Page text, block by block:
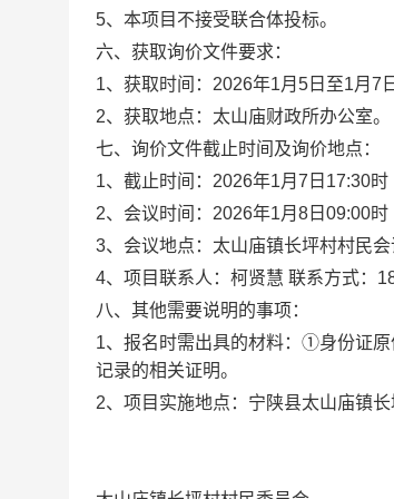
5、本项目不接受联合体投标。
六、获取询价文件要求：
1、获取时间：2026年1月5日至1月7
2、获取地点：太山庙财政所办公室。
七、询价文件截止时间及询价地点：
1、截止时间：2026年1月7日17:30时
2、会议时间：2026年1月8日09:00时
3、会议地点：太山庙镇长坪村村民会
4、项目联系人：柯贤慧 联系方式：
八、其他需要说明的事项：
1、报名时需出具的材料：①身份证
记录的相关证明。
2、项目实施地点：宁陕县太山庙镇长